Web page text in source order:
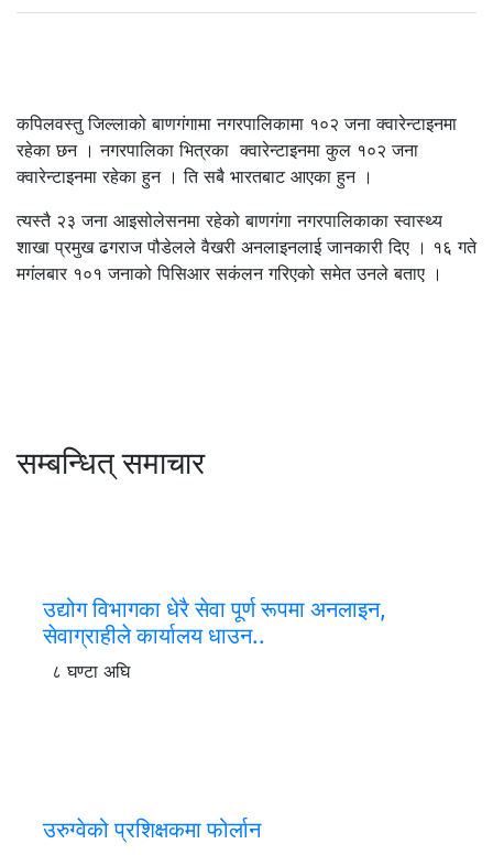
कपिलवस्तु जिल्लाको बाणगंगामा नगरपालिकामा १०२ जना क्वारेन्टाइनमा
रहेका छन । नगरपालिका भित्रका क्वारेन्टाइनमा कुल १०२ जना
क्वारेन्टाइनमा रहेका हुन । ति सबै भारतबाट आएका हुन ।
त्यस्तै २३ जना आइसोलेसनमा रहेको बाणगंगा नगरपालिकाका स्वास्थ्य
शाखा प्रमुख ढगराज पौडेलले वैखरी अनलाइनलाई जानकारी दिए । १६ गते
मगंलबार १०१ जनाको पिसिआर सकंलन गरिएको समेत उनले बताए ।
सम्बन्धित् समाचार
उद्योग विभागका धेरै सेवा पूर्ण रूपमा अनलाइन,
सेवाग्राहीले कार्यालय धाउन..
८ घण्टा अघि
उरुग्वेको प्रशिक्षकमा फोर्लान